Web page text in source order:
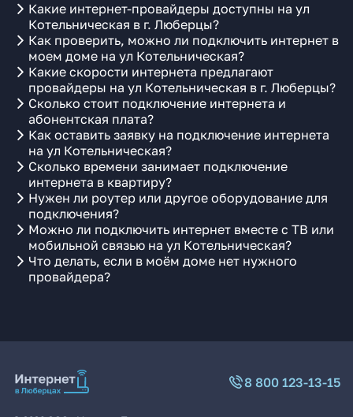
Какие интернет-провайдеры доступны на ул
Котельническая в г. Люберцы?
Как проверить, можно ли подключить интернет в
моем доме на ул Котельническая?
Какие скорости интернета предлагают
провайдеры на ул Котельническая в г. Люберцы?
Сколько стоит подключение интернета и
абонентская плата?
Как оставить заявку на подключение интернета
на ул Котельническая?
Сколько времени занимает подключение
интернета в квартиру?
Нужен ли роутер или другое оборудование для
подключения?
Можно ли подключить интернет вместе с ТВ или
мобильной связью на ул Котельническая?
Что делать, если в моём доме нет нужного
провайдера?
8 800 123-13-15